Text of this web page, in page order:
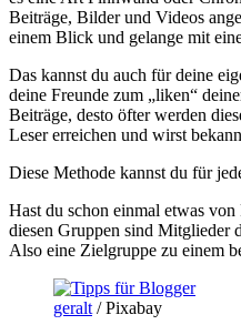
Beiträge, Bilder und Videos
einem Blick und gelange mit
Das kannst du auch für deine
deine Freunde zum „liken“
Beiträge, desto öfter werden
Leser erreichen und wirst
Diese Methode kannst du für
Hast du schon einmal etwas
diesen Gruppen sind Mitglieder
Also eine Zielgruppe zu einem
geralt/ Pixabay